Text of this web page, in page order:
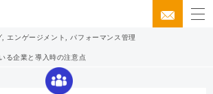
エンゲージメント パフォーマンス管理
る企業と導入時の注意点